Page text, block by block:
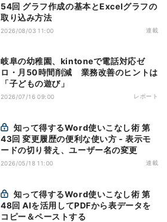
54回 グラフ作成の基本とExcelグラフの
取り込み方法
2026/08/03 11:00 連載
岐阜の幼稚園、kintoneで電話対応ゼ
ロ・月50時間削減 業務改善のヒントは
「子どもの遊び」
2026/07/16 09:00 レポート
43回 変更履歴の便利な使い方 - 表示モ
ードの切り替え、ユーザー名の変更
2026/05/18 11:00 連載
48回 AIを活用してPDFから表データを
コピー＆ペーストする